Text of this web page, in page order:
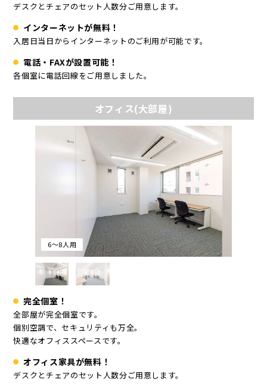
デスクとチェアのセット人数分ご用意します。
インターネットが無料！
入居日当日からインターネットのご利用が可能です。
電話・FAXが設置可能！
各個室に電話回線をご用意しました。
オフィス(大部屋)
6～8人用
完全個室！
全部屋が完全個室です。
個別空調で、セキュリティも万全。
快適なオフィススペースです。
オフィス家具が無料！
デスクとチェアのセット人数分ご用意します。